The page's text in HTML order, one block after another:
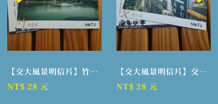
【交大風景明信片】竹湖晨風
NT$ 28 元
【交大風景明信片】交清小徑
NT$ 28 元